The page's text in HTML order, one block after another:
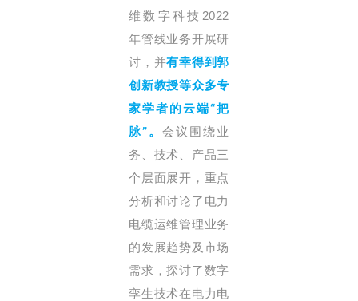
维数字科技2022
年管线业务开展研
讨，并有幸得到郭
创新教授等众多专
家学者的云端“把
脉”。会议围绕业
务、技术、产品三
个层面展开，重点
分析和讨论了电力
电缆运维管理业务
的发展趋势及市场
需求，探讨了数字
孪生技术在电力电